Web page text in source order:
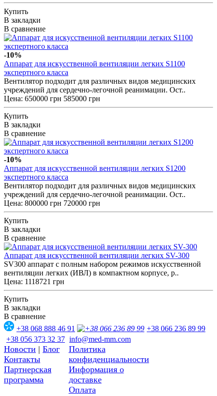
Купить
В закладки
В сравнение
-10%
Аппарат для искусственной вентиляции легких S1100
экспертного класса
Вентилятор подходит для различных видов медицинских
учреждений для сердечно-легочной реанимации. Ост..
Цена: 650000 грн 585000 грн
Купить
В закладки
В сравнение
-10%
Аппарат для искусственной вентиляции легких S1200
экспертного класса
Вентилятор подходит для различных видов медицинских
учреждений для сердечно-легочной реанимации. Ост..
Цена: 800000 грн 720000 грн
Купить
В закладки
В сравнение
Аппарат для искусственной вентиляции легких SV-300
SV300 аппарат с полным набором режимов искусственной
вентиляции легких (ИВЛ) в компактном корпусе, р..
Цена: 1118721 грн
Купить
В закладки
В сравнение
+38 068 888 46 91
+38 066 236 89 99
+38 056 373 32 37 info@med-mm.com
Новости | Блог
Контакты
Партнерская
программа
Политика
конфиденциальности
Информация о
доставке
Оплата